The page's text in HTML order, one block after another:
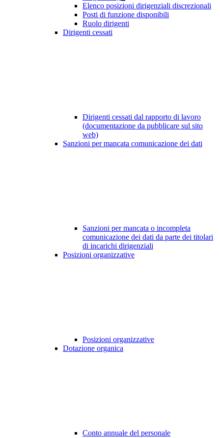
Elenco posizioni dirigenziali discrezionali
Posti di funzione disponibili
Ruolo dirigenti
Dirigenti cessati
Dirigenti cessati dal rapporto di lavoro
(documentazione da pubblicare sul sito
web)
Sanzioni per mancata comunicazione dei dati
Sanzioni per mancata o incompleta
comunicazione dei dati da parte dei titolari
di incarichi dirigenziali
Posizioni organizzative
Posizioni organizzative
Dotazione organica
Conto annuale del personale